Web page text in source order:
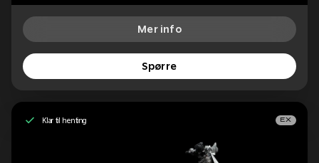
Mer info
Spørre
Klar til henting EX